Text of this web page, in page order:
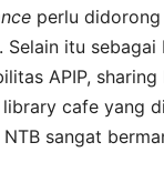
perlu didorong
Selain itu sebagai
APIP,
cafe yang
NTB sangat